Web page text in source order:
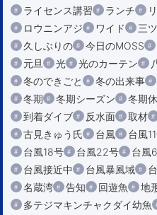
ライセンス講習
ランチ
ロウニンアジ
ワイド 三
久しぶりの
今日のMOSS
元旦
光 光のカーテン
冬のできごと
冬の出来事
冬期
冬期シーズン 冬期
到着ダイブ
反水面 取材
古見きゅう氏
台風 台風
台風18号
台風22号 台風
台風接近中
台風暴風域
名蔵湾
告知 回遊魚 地
多テジマキンチャクダイ幼魚